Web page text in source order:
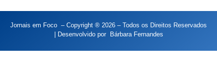
Jornais em Foco – Copyright ® 2026 – Todos os Direitos Reservados
| Desenvolvido por
Bárbara Fernandes